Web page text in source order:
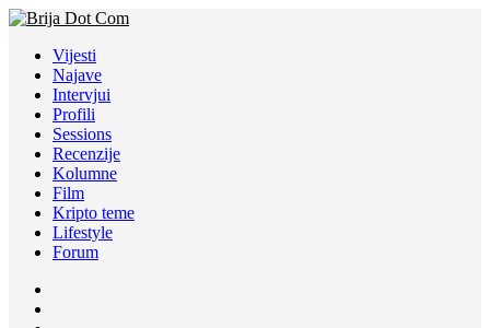
Vijesti
Najave
Intervjui
Profili
Sessions
Recenzije
Kolumne
Film
Kripto teme
Lifestyle
Forum